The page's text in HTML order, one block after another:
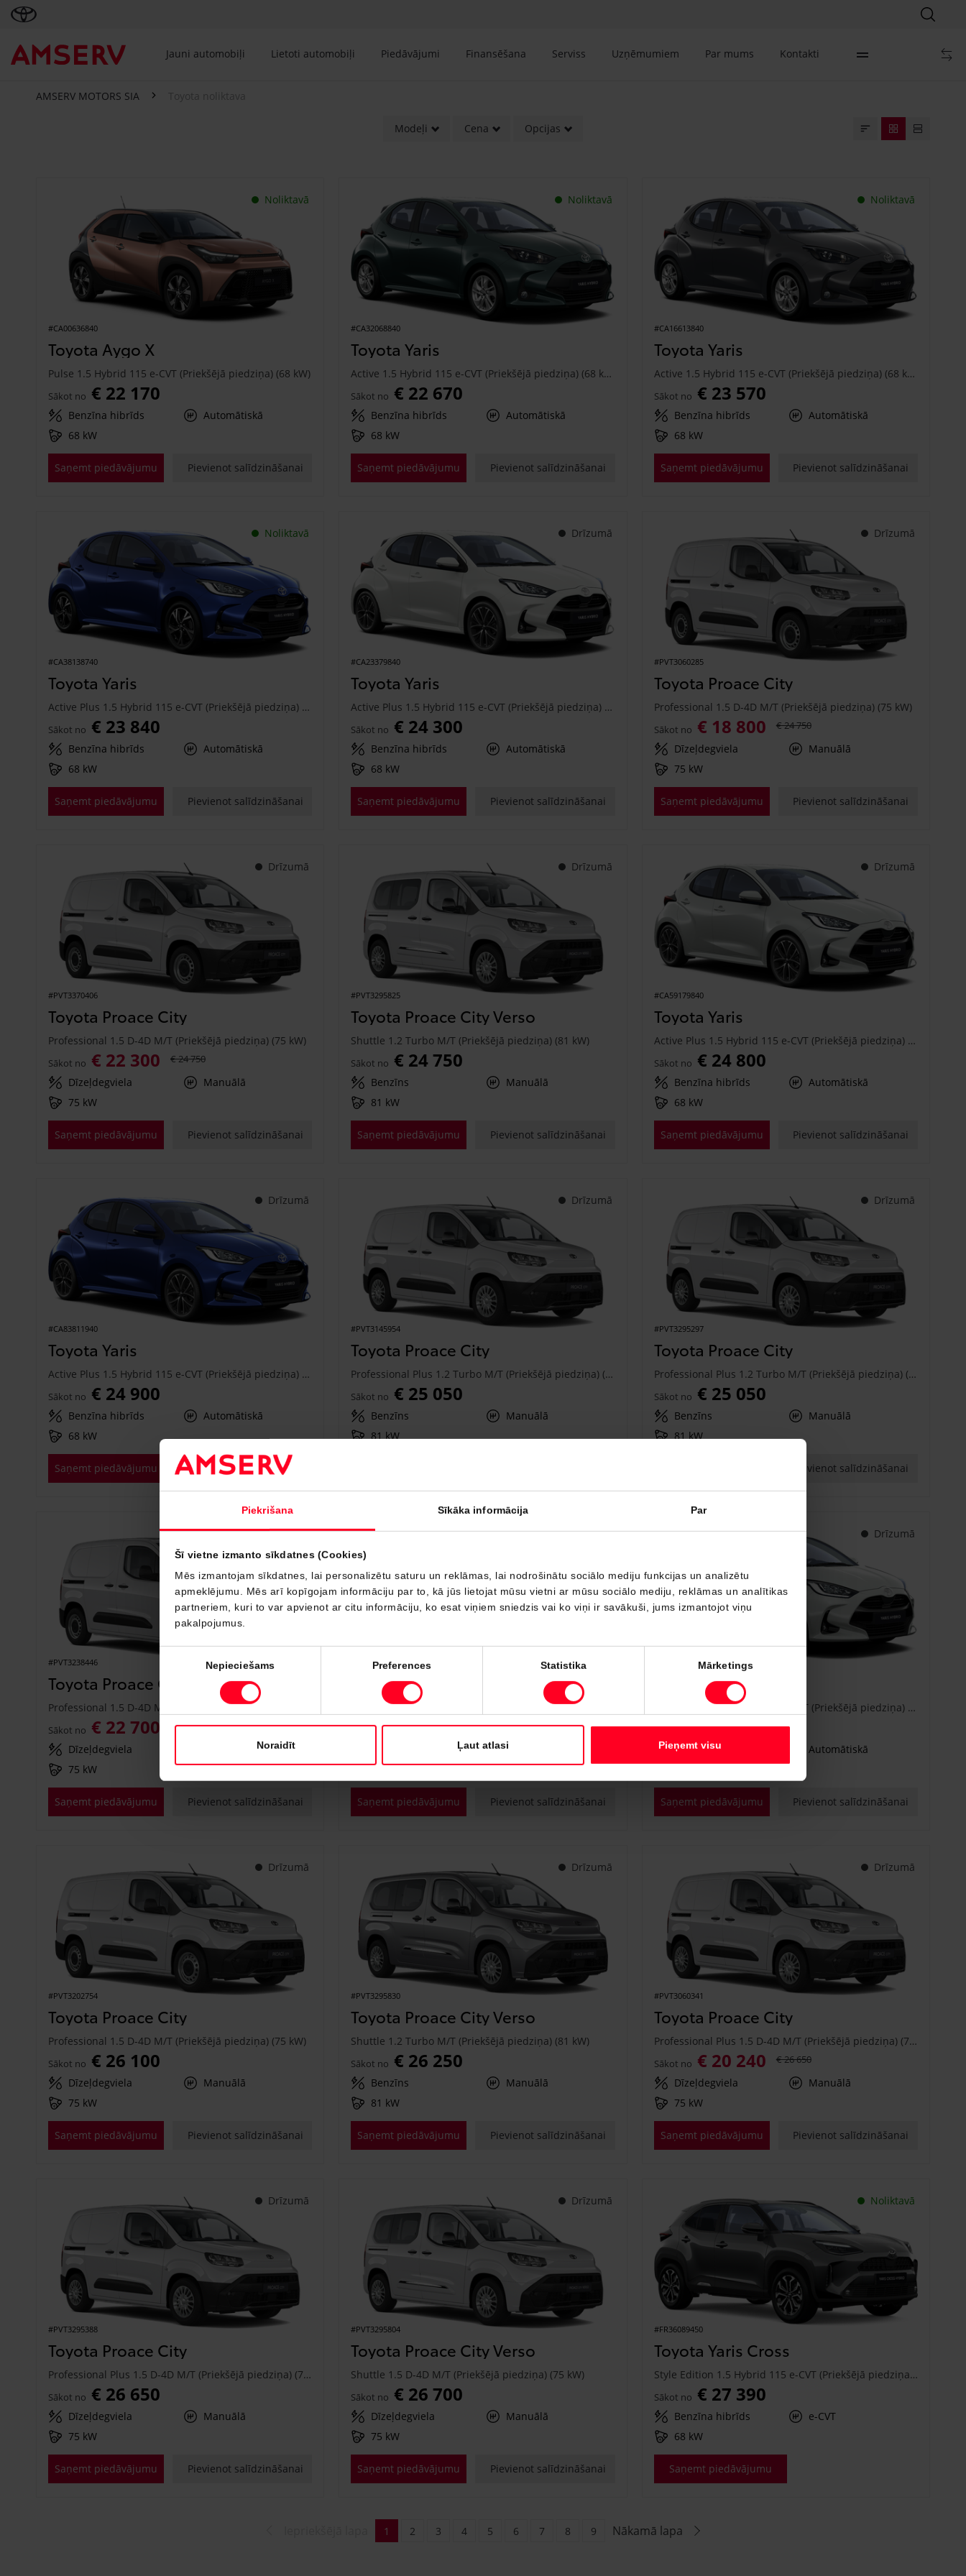
Piekrišana Sīkāka informācija Par
Šī vietne izmanto sīkdatnes (Cookies)
Mēs izmantojam sīkdatnes, lai personalizētu saturu un reklāmas, lai nodrošinātu sociālo mediju funkcijas un analizētu
apmeklējumu. Mēs arī kopīgojam informāciju par to, kā jūs lietojat mūsu vietni ar mūsu sociālo mediju, reklāmas un analītikas
partneriem, kuri to var apvienot ar citu informāciju, ko esat viņiem sniedzis vai ko viņi ir savākuši, jums izmantojot viņu
pakalpojumus.
Piekrišanas
Nepieciešams Preferences Statistika Mārketings
Noraidīt Ļaut atlasi Pieņemt visu
Jauni automobiļi Lietoti automobiļi Piedāvājumi Finansēšana Serviss Uzņēmumiem Par mums Kontakti
AMSERV MOTORS SIA Toyota noliktava
Modeļi Cena Opcijas
Noliktavā
#CA00636840
Toyota Aygo X
Pulse 1.5 Hybrid 115 e-CVT (Priekšējā piedziņa) (68 kW)
Sākot no € 22 170
Benzīna hibrīds
Automātiskā
68 kW
Saņemt piedāvājumu Pievienot salīdzināšanai
Noliktavā
#CA32068840
Toyota Yaris
Active 1.5 Hybrid 115 e-CVT (Priekšējā piedziņa) (68 kW)
Sākot no € 22 670
Benzīna hibrīds
Automātiskā
68 kW
Saņemt piedāvājumu Pievienot salīdzināšanai
Noliktavā
#CA16613840
Toyota Yaris
Active 1.5 Hybrid 115 e-CVT (Priekšējā piedziņa) (68 kW)
Sākot no € 23 570
Benzīna hibrīds
Automātiskā
68 kW
Saņemt piedāvājumu Pievienot salīdzināšanai
Noliktavā
#CA38138740
Toyota Yaris
Active Plus 1.5 Hybrid 115 e-CVT (Priekšējā piedziņa) (68 kW)
Sākot no € 23 840
Benzīna hibrīds
Automātiskā
68 kW
Saņemt piedāvājumu Pievienot salīdzināšanai
Drīzumā
#CA23379840
Toyota Yaris
Active Plus 1.5 Hybrid 115 e-CVT (Priekšējā piedziņa) (68 kW)
Sākot no € 24 300
Benzīna hibrīds
Automātiskā
68 kW
Saņemt piedāvājumu Pievienot salīdzināšanai
Drīzumā
#PVT3060285
Toyota Proace City
Professional 1.5 D-4D M/T (Priekšējā piedziņa) (75 kW)
Sākot no € 18 800 € 24 750
Dīzeļdegviela
Manuālā
75 kW
Saņemt piedāvājumu Pievienot salīdzināšanai
Drīzumā
#PVT3370406
Toyota Proace City
Professional 1.5 D-4D M/T (Priekšējā piedziņa) (75 kW)
Sākot no € 22 300 € 24 750
Dīzeļdegviela
Manuālā
75 kW
Saņemt piedāvājumu Pievienot salīdzināšanai
Drīzumā
#PVT3295825
Toyota Proace City Verso
Shuttle 1.2 Turbo M/T (Priekšējā piedziņa) (81 kW)
Sākot no € 24 750
Benzīns
Manuālā
81 kW
Saņemt piedāvājumu Pievienot salīdzināšanai
Drīzumā
#CA59179840
Toyota Yaris
Active Plus 1.5 Hybrid 115 e-CVT (Priekšējā piedziņa) (68 kW)
Sākot no € 24 800
Benzīna hibrīds
Automātiskā
68 kW
Saņemt piedāvājumu Pievienot salīdzināšanai
Drīzumā
#CA83811940
Toyota Yaris
Active Plus 1.5 Hybrid 115 e-CVT (Priekšējā piedziņa) (68 kW)
Sākot no € 24 900
Benzīna hibrīds
Automātiskā
68 kW
Saņemt piedāvājumu Pievienot salīdzināšanai
Drīzumā
#PVT3145954
Toyota Proace City
Professional Plus 1.2 Turbo M/T (Priekšējā piedziņa) (81 kW)
Sākot no € 25 050
Benzīns
Manuālā
81 kW
Drīzumā
#PVT3295297
Toyota Proace City
Professional Plus 1.2 Turbo M/T (Priekšējā piedziņa) (81 kW)
Sākot no € 25 050
Benzīns
Manuālā
81 kW
Pievienot salīdzināšanai
Drīzumā
#PVT3238446
Toyota Proace City
Professional 1.5 D-4D M/T (Priekšējā piedziņa) (75 kW)
Sākot no € 22 700 € 25 150
Dīzeļdegviela
75 kW
Saņemt piedāvājumu Pievienot salīdzināšanai
Drīzumā
#PVT3295817
Toyota Proace City Verso
Shuttle 1.2 Turbo M/T (Priekšējā piedziņa) (81 kW)
Sākot no € 25 400
Manuālā
81 kW
Saņemt piedāvājumu Pievienot salīdzināšanai
Drīzumā
#CA86778840
Toyota Yaris
Active Plus 1.5 Hybrid 115 e-CVT (Priekšējā piedziņa) (68 kW)
Sākot no € 25 600
Benzīna hibrīds
Automātiskā
Saņemt piedāvājumu Pievienot salīdzināšanai
Drīzumā
#PVT3202754
Toyota Proace City
Professional 1.5 D-4D M/T (Priekšējā piedziņa) (75 kW)
Sākot no € 26 100
Dīzeļdegviela
Manuālā
75 kW
Saņemt piedāvājumu Pievienot salīdzināšanai
Drīzumā
#PVT3295830
Toyota Proace City Verso
Shuttle 1.2 Turbo M/T (Priekšējā piedziņa) (81 kW)
Sākot no € 26 250
Benzīns
Manuālā
81 kW
Saņemt piedāvājumu Pievienot salīdzināšanai
Drīzumā
#PVT3060341
Toyota Proace City
Professional Plus 1.5 D-4D M/T (Priekšējā piedziņa) (75 kW)
Sākot no € 20 240 € 26 650
Dīzeļdegviela
Manuālā
75 kW
Saņemt piedāvājumu Pievienot salīdzināšanai
Drīzumā
#PVT3295388
Toyota Proace City
Professional Plus 1.5 D-4D M/T (Priekšējā piedziņa) (75 kW)
Sākot no € 26 650
Dīzeļdegviela
Manuālā
75 kW
Saņemt piedāvājumu Pievienot salīdzināšanai
Drīzumā
#PVT3295804
Toyota Proace City Verso
Shuttle 1.5 D-4D M/T (Priekšējā piedziņa) (75 kW)
Sākot no € 26 700
Dīzeļdegviela
Manuālā
75 kW
Saņemt piedāvājumu Pievienot salīdzināšanai
Noliktavā
#FR36089450
Toyota Yaris Cross
Style Edition 1.5 Hybrid 115 e-CVT (Priekšējā piedziņa) (68 kW)
Sākot no € 27 390
Benzīna hibrīds
e-CVT
68 kW
Saņemt piedāvājumu
Nākamā lapa
1 2 3 4 5 6 7 8 9